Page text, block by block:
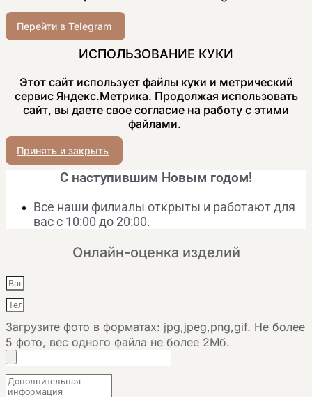
Перейти в Telegram
ИСПОЛЬЗОВАНИЕ КУКИ
Этот сайт использует файлы куки и метрический
сервис Яндекс.Метрика. Продолжая использовать
сайт, вы даете свое согласие на работу с этими
файлами.
Принять и закрыть
С наступившим Новым годом!
Все наши филиалы открыты и работают для
вас с 10:00 до 20:00.
Онлайн-оценка изделий
Загрузите фото в форматах: jpg,jpeg,png,gif. Не более
5 фото, вес одного файла не более 2Мб.